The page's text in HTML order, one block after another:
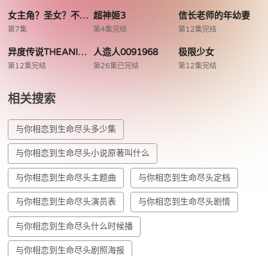
女主角？圣女？不我是杂役女仆自豪
第7集
超神姬3
第4集完结
信长老师的年幼妻
第12集完结
异度传说THEANIMATION
第12集完结
人造人0091968
第26集已完结
极限少女
第12集完结
相关搜索
与你相恋到生命尽头多少集
与你相恋到生命尽头小说原著叫什么
与你相恋到生命尽头主题曲 与你相恋到生命尽头定档
与你相恋到生命尽头演员表 与你相恋到生命尽头剧情
与你相恋到生命尽头什么时候播
与你相恋到生命尽头剧照海报